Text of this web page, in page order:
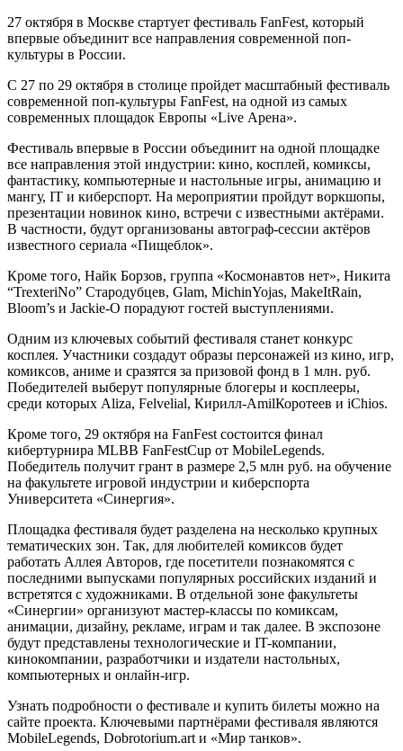
27 октября в Москве стартует фестиваль FanFest, который
впервые объединит все направления современной поп-
культуры в России.
С 27 по 29 октября в столице пройдет масштабный фестиваль
современной поп-культуры FanFest, на одной из самых
современных площадок Европы «Live Арена».
Фестиваль впервые в России объединит на одной площадке
все направления этой индустрии: кино, косплей, комиксы,
фантастику, компьютерные и настольные игры, анимацию и
мангу, IT и киберспорт. На мероприятии пройдут воркшопы,
презентации новинок кино, встречи с известными актёрами.
В частности, будут организованы автограф-сессии актёров
известного сериала «Пищеблок».
Кроме того, Найк Борзов, группа «Космонавтов нет», Никита
“TrexteriNo” Стародубцев, Glam, MichinYojas, MakeItRain,
Bloom’s и Jackie-O порадуют гостей выступлениями.
Одним из ключевых событий фестиваля станет конкурс
косплея. Участники создадут образы персонажей из кино, игр,
комиксов, аниме и сразятся за призовой фонд в 1 млн. руб.
Победителей выберут популярные блогеры и косплееры,
среди которых Aliza, Felvelial, Кирилл-AmilКоротеев и iChios.
Кроме того, 29 октября на FanFest состоится финал
кибертурнира MLBB FanFestCup от MobileLegends.
Победитель получит грант в размере 2,5 млн руб. на обучение
на факультете игровой индустрии и киберспорта
Университета «Синергия».
Площадка фестиваля будет разделена на несколько крупных
тематических зон. Так, для любителей комиксов будет
работать Аллея Авторов, где посетители познакомятся с
последними выпусками популярных российских изданий и
встретятся с художниками. В отдельной зоне факультеты
«Синергии» организуют мастер-классы по комиксам,
анимации, дизайну, рекламе, играм и так далее. В экспозоне
будут представлены технологические и IT-компании,
кинокомпании, разработчики и издатели настольных,
компьютерных и онлайн-игр.
Узнать подробности о фестивале и купить билеты можно на
сайте проекта. Ключевыми партнёрами фестиваля являются
MobileLegends, Dobrotorium.art и «Мир танков».